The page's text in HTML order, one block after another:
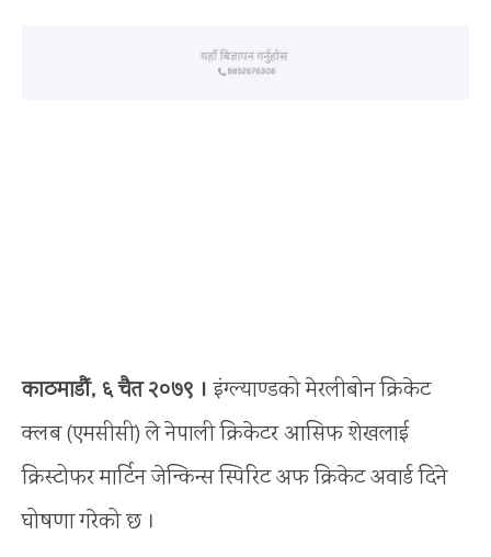
काठमाडौं, ६ चैत २०७९ । इंग्ल्याण्डको मेरलीबोन क्रिकेट
क्लब (एमसीसी) ले नेपाली क्रिकेटर आसिफ शेखलाई
क्रिस्टोफर मार्टिन जेन्किन्स स्पिरिट अफ क्रिकेट अवार्ड दिने
घोषणा गरेको छ ।